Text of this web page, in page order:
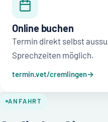
Online buchen
Termin direkt selbst
Sprechzeiten möglich.
termin.vet/cremlingen
ANFAHRT